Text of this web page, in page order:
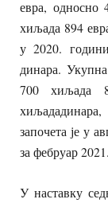
евра, односно
хиљада 894
у 2020.
динара.
700 хиљада
започета је у
за фебруар
У наставку